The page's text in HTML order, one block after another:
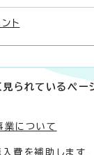
ト
見られているペー
について
費を補助します